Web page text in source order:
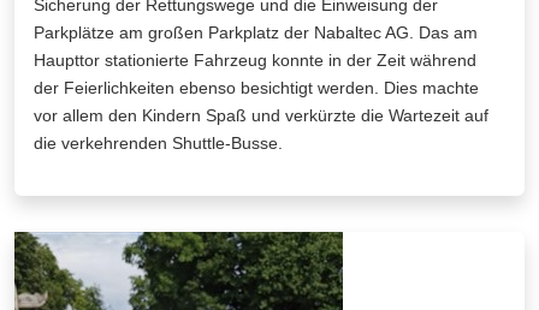
Sicherung der Rettungswege und die Einweisung der
Parkplätze am großen Parkplatz der Nabaltec AG. Das am
Haupttor stationierte Fahrzeug konnte in der Zeit während
der Feierlichkeiten ebenso besichtigt werden. Dies machte
vor allem den Kindern Spaß und verkürzte die Wartezeit auf
die verkehrenden Shuttle-Busse.